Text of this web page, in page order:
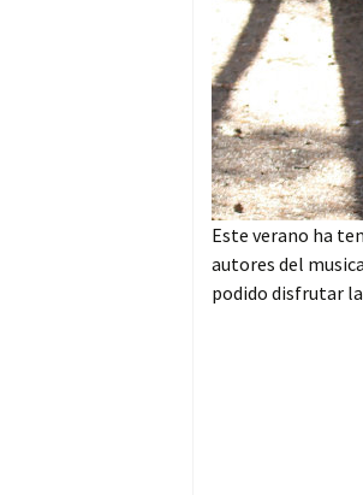
Este verano ha
autores del
podido disfrutar